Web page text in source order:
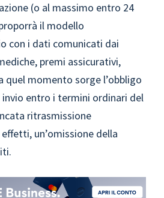
(o al massimo entro 24
il modello
con i dati comunicati dai
premi assicurativi,
quel momento sorge l’obbligo
entro i termini ordinari del
ritrasmissione
un’omissione della